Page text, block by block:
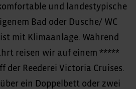
und landestypische
Bad oder Dusche/ WC
mit Klimaanlage. Während
reisen wir auf einem *****
der Reederei Victoria Cruises.
ein Doppelbett oder zwei